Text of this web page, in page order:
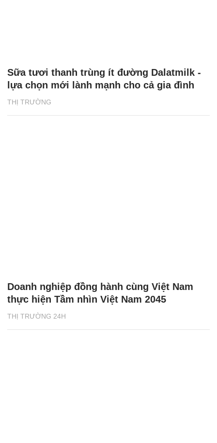
THỊ TRƯỜNG
Sữa tươi thanh trùng ít đường Dalatmilk -
lựa chọn mới lành mạnh cho cả gia đình
THỊ TRƯỜNG 24H
Doanh nghiệp đồng hành cùng Việt Nam
thực hiện Tầm nhìn Việt Nam 2045